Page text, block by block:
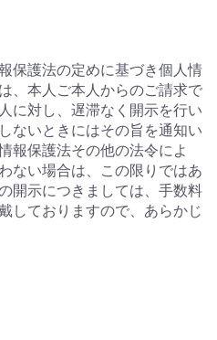
保護法の定めに基づき個人情
、本人ご本人からのご請求で
に対し、遅滞なく開示を行い
ないときにはその旨を通知い
報保護法その他の法令によ
ない場合は、この限りではあ
開示につきましては、手数料
しておりますので、あらかじ